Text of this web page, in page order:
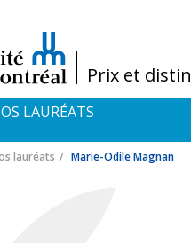
/Prix et
LAURÉATS
lauréats Marie-Odile Magnan